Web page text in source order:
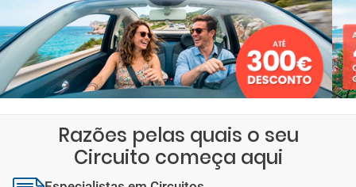
Razões pelas quais o seu
Circuito começa aqui